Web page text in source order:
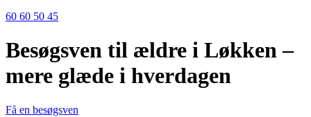
60 60 50 45
Besøgsven til ældre i Løkken –
mere glæde i hverdagen
Få en besøgsven